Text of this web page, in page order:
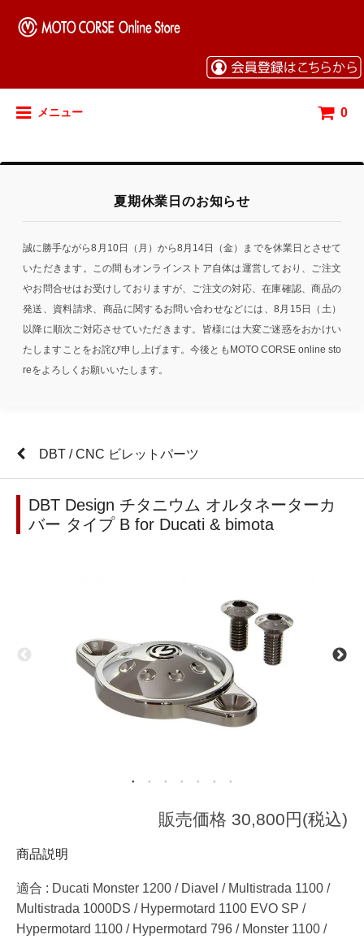
メニュー 0
夏期休業日のお知らせ
誠に勝手ながら8月10日（月）から8月14日（金）までを休業日とさせて
いただきます。この間もオンラインストア自体は運営しており、ご注文
やお問合せはお受けしておりますが、ご注文の対応、在庫確認、商品の
発送、資料請求、商品に関するお問い合わせなどには、8月15日（土）
以降に順次ご対応させていただきます。皆様には大変ご迷惑をおかけい
たしますことをお詫び申し上げます。今後ともMOTO CORSE online sto
reをよろしくお願いいたします。
DBT / CNC ビレットパーツ
DBT Design チタニウム オルタネーターカ
バー タイプ B for Ducati & bimota
販売価格 30,800円(税込)
商品説明
適合 : Ducati Monster 1200 / Diavel / Multistrada 1100 /
Multistrada 1000DS / Hypermotard 1100 EVO SP /
Hypermotard 1100 / Hypermotard 796 / Monster 1100 /